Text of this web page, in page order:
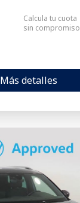
Más detalles
Calcula tu cuota
sin compromiso